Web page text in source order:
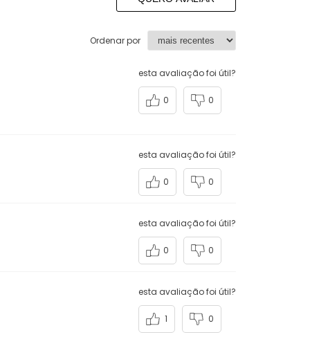
Ordenar por
esta avaliação foi útil?
0 0
esta avaliação foi útil?
0 0
esta avaliação foi útil?
0 0
esta avaliação foi útil?
1 0